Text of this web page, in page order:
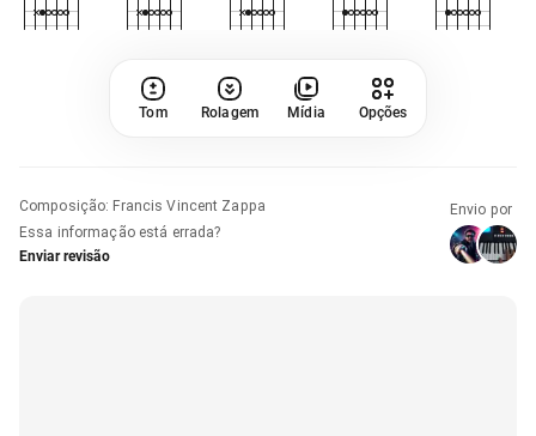
Tom Rolagem Mídia Opções
Composição: Francis Vincent Zappa
Essa informação está errada?
Enviar revisão
Envio por